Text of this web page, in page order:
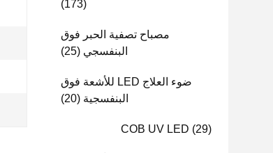
(173)
مصباح تصفية الحبر فوق
البنفسجي (25)
ضوء العلاج LED للأشعة فوق
البنفسجية (20)
COB UV LED (29)